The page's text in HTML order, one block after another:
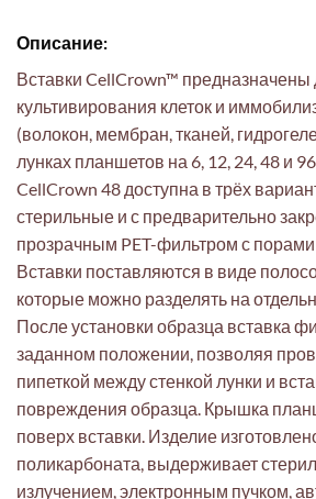
Описание:
Вставки CellCrown™ предназначены
культивирования клеток и
(волокон, мембран, тканей,
лунках планшетов на 6, 12, 24, 48 и
CellCrown 48 доступна в трёх
стерильные и с предварительно
прозрачным PET-фильтром с
Вставки поставляются в виде
которые можно разделять на
После установки образца вставка
заданном положении, позволяя
пипеткой между стенкой лунки и
повреждения образца. Крышка
поверх вставки. Изделие
поликарбоната, выдерживает
излучением, электронным пучком,